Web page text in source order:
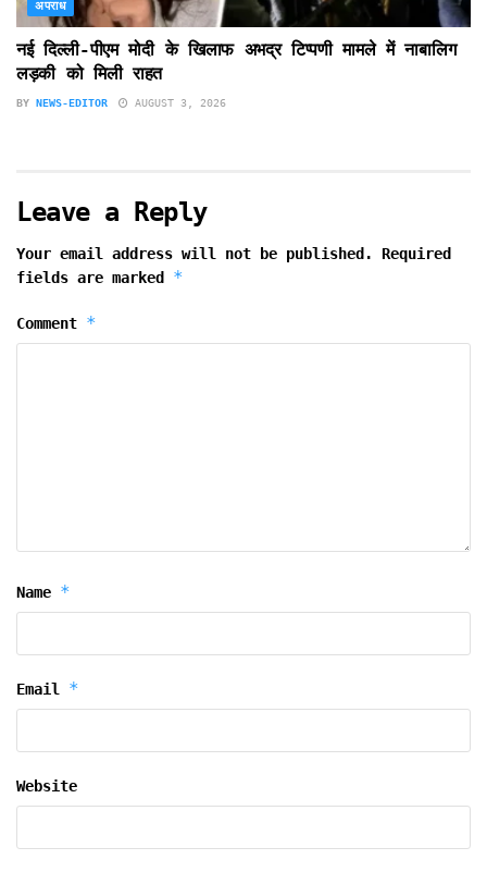
अपराध
नई दिल्ली-पीएम मोदी के खिलाफ अभद्र टिप्पणी मामले में नाबालिग
लड़की को मिली राहत
BY NEWS-EDITOR AUGUST 3, 2026
Leave a Reply
Your email address will not be published.
Required
fields are marked *
Comment *
Name *
Email *
Website